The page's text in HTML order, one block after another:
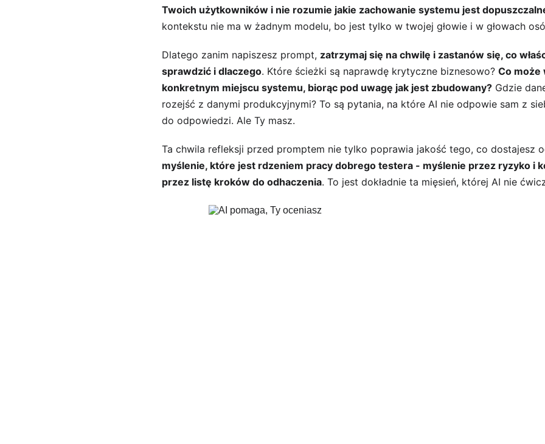
Twoich użytkowników i nie rozumie jakie zachowanie systemu jest
kontekstu nie ma w żadnym modelu, bo jest tylko w twojej głowie i w głowach
Dlatego zanim napiszesz prompt, zatrzymaj się na chwilę i zastanów się, co
sprawdzić i dlaczego. Które ścieżki są naprawdę krytyczne biznesowo? Co może
konkretnym miejscu systemu, biorąc pod uwagę jak jest zbudowany? Gdzie
rozejść z danymi produkcyjnymi? To są pytania, na które AI nie odpowie sam z
do odpowiedzi. Ale Ty masz.
Ta chwila refleksji przed promptem nie tylko poprawia jakość tego, co dostajesz
myślenie, które jest rdzeniem pracy dobrego testera - myślenie przez ryzyko i
przez listę kroków do odhaczenia. To jest dokładnie ta mięsień, której AI nie